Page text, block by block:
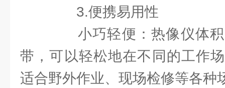
3.便携易用性
小巧轻便：热像仪体积
带，可以轻松地在不同的工作
适合野外作业、现场检修等各种